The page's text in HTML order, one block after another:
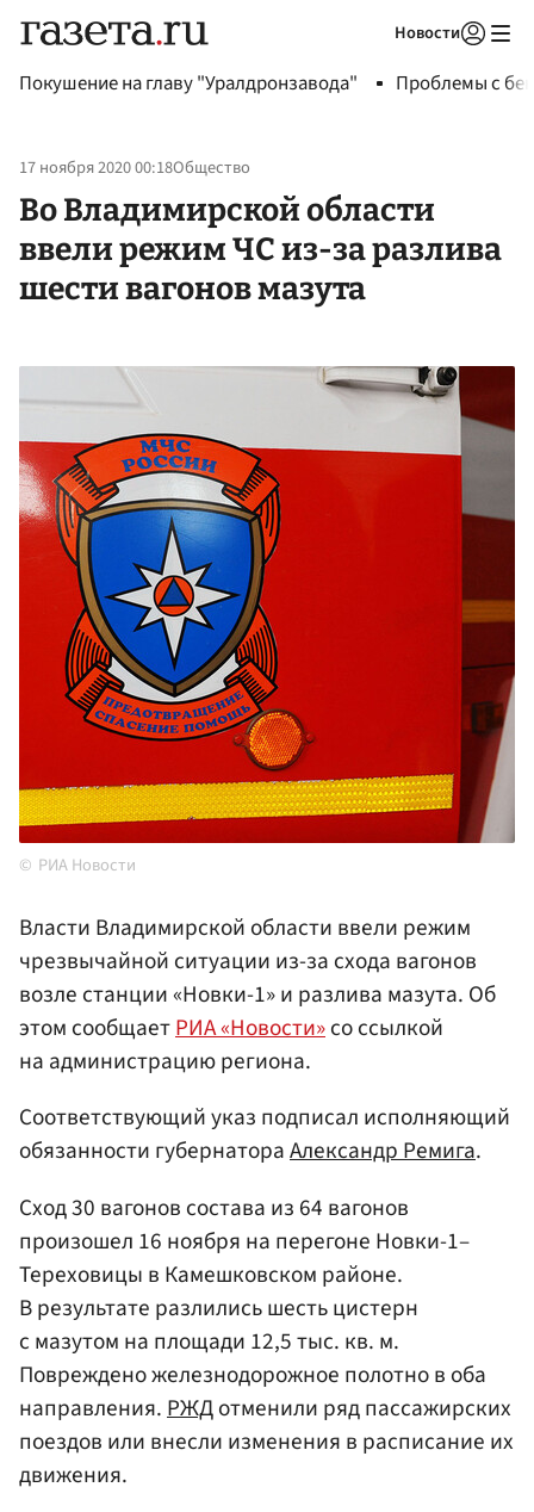
Новости
Покушение на главу "Уралдронзавода" Проблемы с
17 ноября 2020 00:18Общество
Во Владимирской области
ввели режим ЧС из-за разлива
шести вагонов мазута
РИА Новости
Власти Владимирской области ввели режим
чрезвычайной ситуации из-за схода вагонов
возле станции «Новки-1» и разлива мазута. Об
этом сообщаетРИА «Новости»со ссылкой
на администрацию региона.
Соответствующий указ подписал исполняющий
обязанности губернатораАлександр Ремига.
Сход 30 вагонов состава из 64 вагонов
произошел 16 ноября на перегоне Новки-1–
Тереховицы в Камешковском районе.
В результате разлились шесть цистерн
с мазутом на площади 12,5 тыс. кв. м.
Повреждено железнодорожное полотно в оба
направления. РЖДотменили ряд пассажирских
поездов или внесли изменения в расписание их
движения.